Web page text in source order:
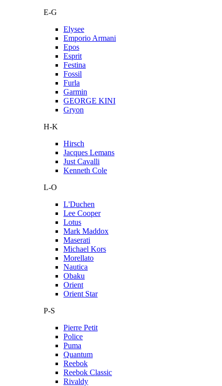
E-G
Elysee
Emporio Armani
Epos
Esprit
Festina
Fossil
Furla
Garmin
GEORGE KINI
Gryon
H-K
Hirsch
Jacques Lemans
Just Cavalli
Kenneth Cole
L-O
L'Duchen
Lee Cooper
Lotus
Mark Maddox
Maserati
Michael Kors
Morellato
Nautica
Obaku
Orient
Orient Star
P-S
Pierre Petit
Police
Puma
Quantum
Reebok
Reebok Classic
Rivaldy